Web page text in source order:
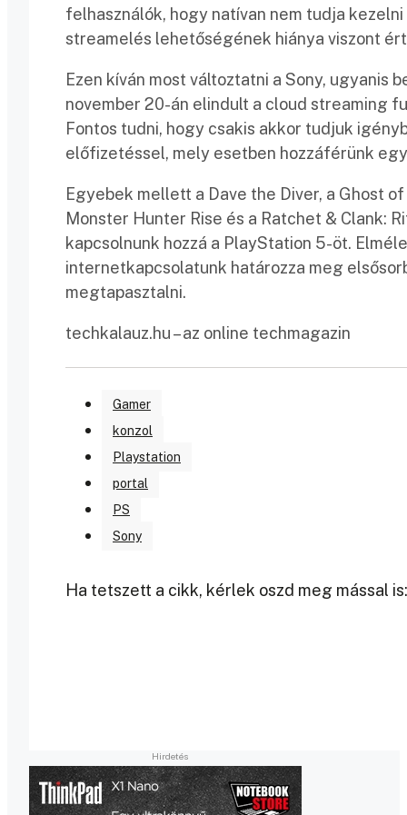
felhasználók, hogy natívan nem tudja
streamelés lehetőségének hiánya viszont
Ezen kíván most változtatni a Sony, ugyanis
november 20-án elindult a cloud streaming
Fontos tudni, hogy csakis akkor tudjuk
előfizetéssel, mely esetben hozzáférünk
Egyebek mellett a Dave the Diver, a Ghost
Monster Hunter Rise és a Ratchet & Clank:
kapcsolnunk hozzá a PlayStation 5-öt.
internetkapcsolatunk határozza meg
megtapasztalni.
techkalauz.hu – az online techmagazin
Gamer
konzol
Playstation
portal
PS
Sony
Ha tetszett a cikk, kérlek oszd meg mással is: